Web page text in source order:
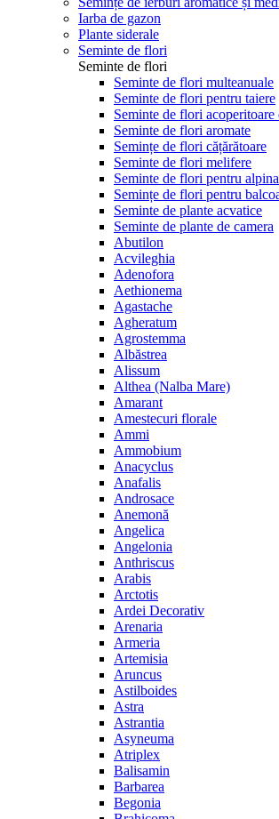
Iarba de gazon
Plante siderale
Seminte de flori
Seminte de flori
Seminte de flori multeanuale
Seminte de flori pentru taiere
Seminte de flori acoperitoare
Seminte de flori aromate
Semințe de flori cățărătoare
Seminte de flori melifere
Seminte de flori pentru
Semințe de flori pentru
Seminte de plante acvatice
Seminte de plante de camera
Abutilon
Acvileghia
Adenofora
Aethionema
Agastache
Agheratum
Agrostemma
Albăstrea
Alissum
Althea (Nalba Mare)
Amarant
Amestecuri florale
Ammi
Ammobium
Anacyclus
Anafalis
Androsace
Anemonă
Angelica
Angelonia
Anthriscus
Arabis
Arctotis
Ardei Decorativ
Arenaria
Armeria
Artemisia
Aruncus
Astilboides
Astra
Astrantia
Asyneuma
Atriplex
Balisamin
Barbarea
Begonia